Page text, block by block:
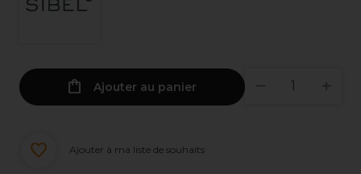
Ajouter au panier
Ajouter à ma liste de souhaits